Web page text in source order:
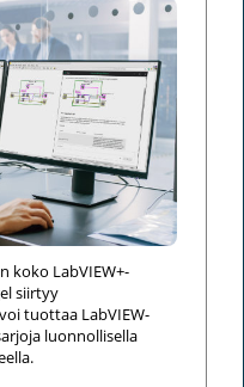
koko LabVIEW+-
siirtyy
tuottaa LabVIEW-
luonnollisella